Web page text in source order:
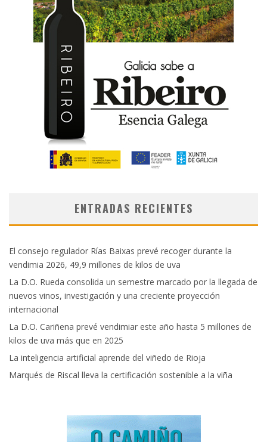
ENTRADAS RECIENTES
El consejo regulador Rías Baixas prevé recoger durante la
vendimia 2026, 49,9 millones de kilos de uva
La D.O. Rueda consolida un semestre marcado por la llegada de
nuevos vinos, investigación y una creciente proyección
internacional
La D.O. Cariñena prevé vendimiar este año hasta 5 millones de
kilos de uva más que en 2025
La inteligencia artificial aprende del viñedo de Rioja
Marqués de Riscal lleva la certificación sostenible a la viña